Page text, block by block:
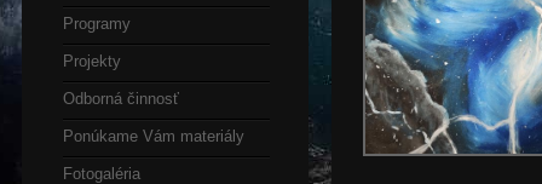
Programy
Projekty
Odborná činnosť
Ponúkame Vám materiály
Fotogaléria